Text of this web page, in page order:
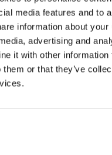
media features and to
information about
advertising and
it with other information
them or that they’ve
Rakúsko,
a prednášky:
významných
alpinistov, kde sa
výstupov, expedícií
priateľstva. Každý